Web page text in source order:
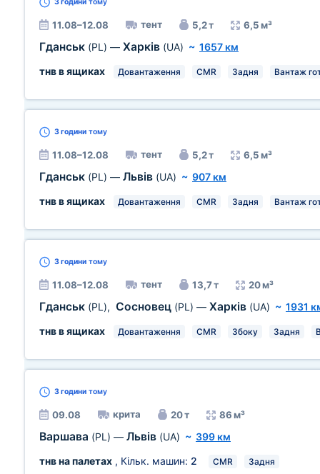
11.08–12.08 тент 5,2 т 6,5 м³
Гданськ (PL) — Харків (UA) ~ 1657 км
тнв в ящиках
Довантаження CMR Задня Вантаж
3 години тому
11.08–12.08 тент 5,2 т 6,5 м³
Гданськ (PL) — Львів (UA) ~ 907 км
тнв в ящиках
Довантаження CMR Задня Вантаж
3 години тому
11.08–12.08 тент 13,7 т 20 м³
Гданськ (PL), Сосновец (PL) — Харків (UA) ~ 1931
тнв в ящиках
Довантаження CMR Збоку Задня
3 години тому
09.08 крита 20 т 86 м³
Варшава (PL) — Львів (UA) ~ 399 км
тнв на палетах , Кільк. машин: 2 CMR Задня